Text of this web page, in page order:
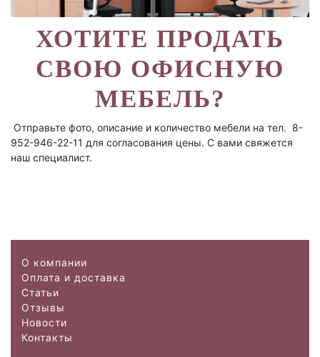
ХОТИТЕ ПРОДАТЬ
СВОЮ ОФИСНУЮ
МЕБЕЛЬ?
Отправьте фото, описание и количество мебели на тел. 8-
952-946-22-11 для согласования цены. С вами свяжется
наш специалист.
О компании
Оплата и доставка
Статьи
Отзывы
Новости
Контакты